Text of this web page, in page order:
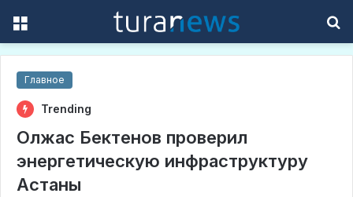
Главное
Trending
Олжас Бектенов проверил
энергетическую инфраструктуру
Астаны